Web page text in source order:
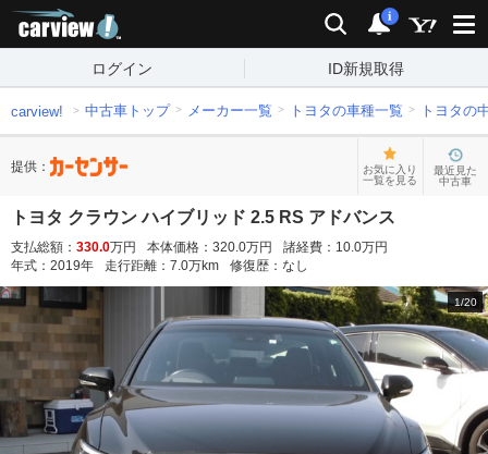
検索 通知
i
ログイン ID新規取得
carview! 中古車トップ メーカー一覧 トヨタの車種一覧 トヨタの
提供：
お気に入り
一覧を見る
最近見た
中古車
トヨタ クラウン ハイブリッド 2.5 RS アドバンス
支払総額： 330.0万円 本体価格： 320.0万円 諸経費： 10.0万円
年式： 2019年 走行距離： 7.0万km 修復歴： なし
1/20